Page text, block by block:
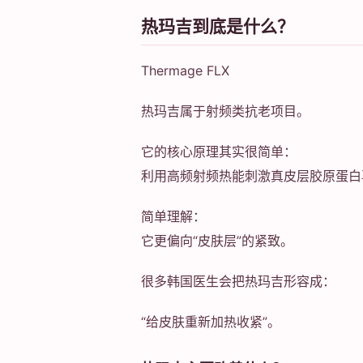
热玛吉到底是什么？
Thermage FLX
热玛吉属于射频类抗老项目。
它的核心原理其实很简单：
利用高频射频热能刺激真皮层胶原蛋
简单理解：
它更偏向“皮肤层”的紧致。
很多韩国医生会把热玛吉形容成：
“给皮肤重新加热收紧”。